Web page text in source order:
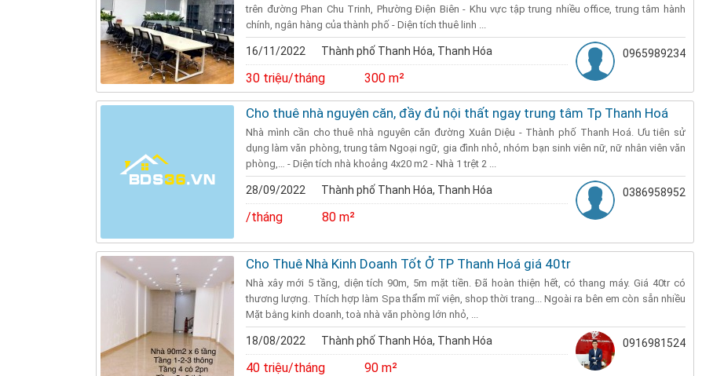
trên đường Phan Chu Trinh, Phường Điện Biên - Khu vực tập trung nhiều office, trung tâm hành
chính, ngân hàng của thành phố - Diện tích thuê linh ...
16/11/2022 Thành phố Thanh Hóa, Thanh Hóa
30 triệu/tháng 300 m²
0965989234
Cho thuê nhà nguyên căn, đầy đủ nội thất ngay trung tâm Tp Thanh Hoá
Nhà mình cần cho thuê nhà nguyên căn đường Xuân Diệu - Thành phố Thanh Hoá. Ưu tiên sử
dụng làm văn phòng, trung tâm Ngoại ngữ, gia đình nhỏ, nhóm bạn sinh viên nữ, nữ nhân viên văn
phòng,… - Diện tích nhà khoảng 4x20 m2 - Nhà 1 trệt 2 ...
28/09/2022 Thành phố Thanh Hóa, Thanh Hóa
/tháng 80 m²
0386958952
Cho Thuê Nhà Kinh Doanh Tốt Ở TP Thanh Hoá giá 40tr
Nhà xây mới 5 tầng, diện tích 90m, 5m mặt tiền. Đã hoàn thiện hết, có thang máy. Giá 40tr có
thương lượng. Thích hợp làm Spa thẩm mĩ viện, shop thời trang... Ngoài ra bên em còn sẵn nhiều
Mặt bằng kinh doanh, toà nhà văn phòng lớn nhỏ, ...
18/08/2022 Thành phố Thanh Hóa, Thanh Hóa
40 triệu/tháng 90 m²
0916981524